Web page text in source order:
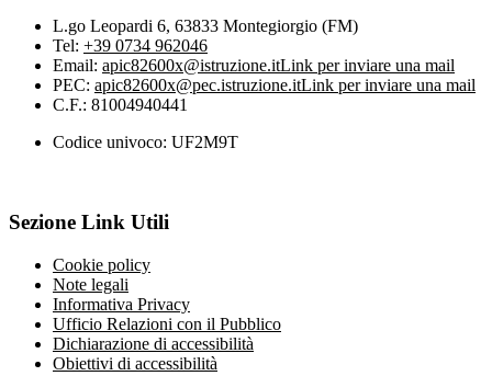
L.go Leopardi 6, 63833 Montegiorgio (FM)
Tel: +39 0734 962046
Email: apic82600x@istruzione.itLink per inviare una mail
PEC: apic82600x@pec.istruzione.itLink per inviare una mail
C.F.: 81004940441
Codice univoco: UF2M9T
Sezione Link Utili
Cookie policy
Note legali
Informativa Privacy
Ufficio Relazioni con il Pubblico
Dichiarazione di accessibilità
Obiettivi di accessibilità